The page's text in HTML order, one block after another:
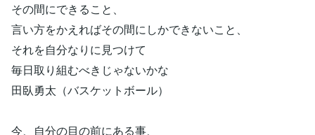
その間にできること、
言い方をかえればその間にしかできないこと、
それを自分なりに見つけて
毎日取り組むべきじゃないかな
田臥勇太（バスケットボール）
今、自分の目の前にある事、